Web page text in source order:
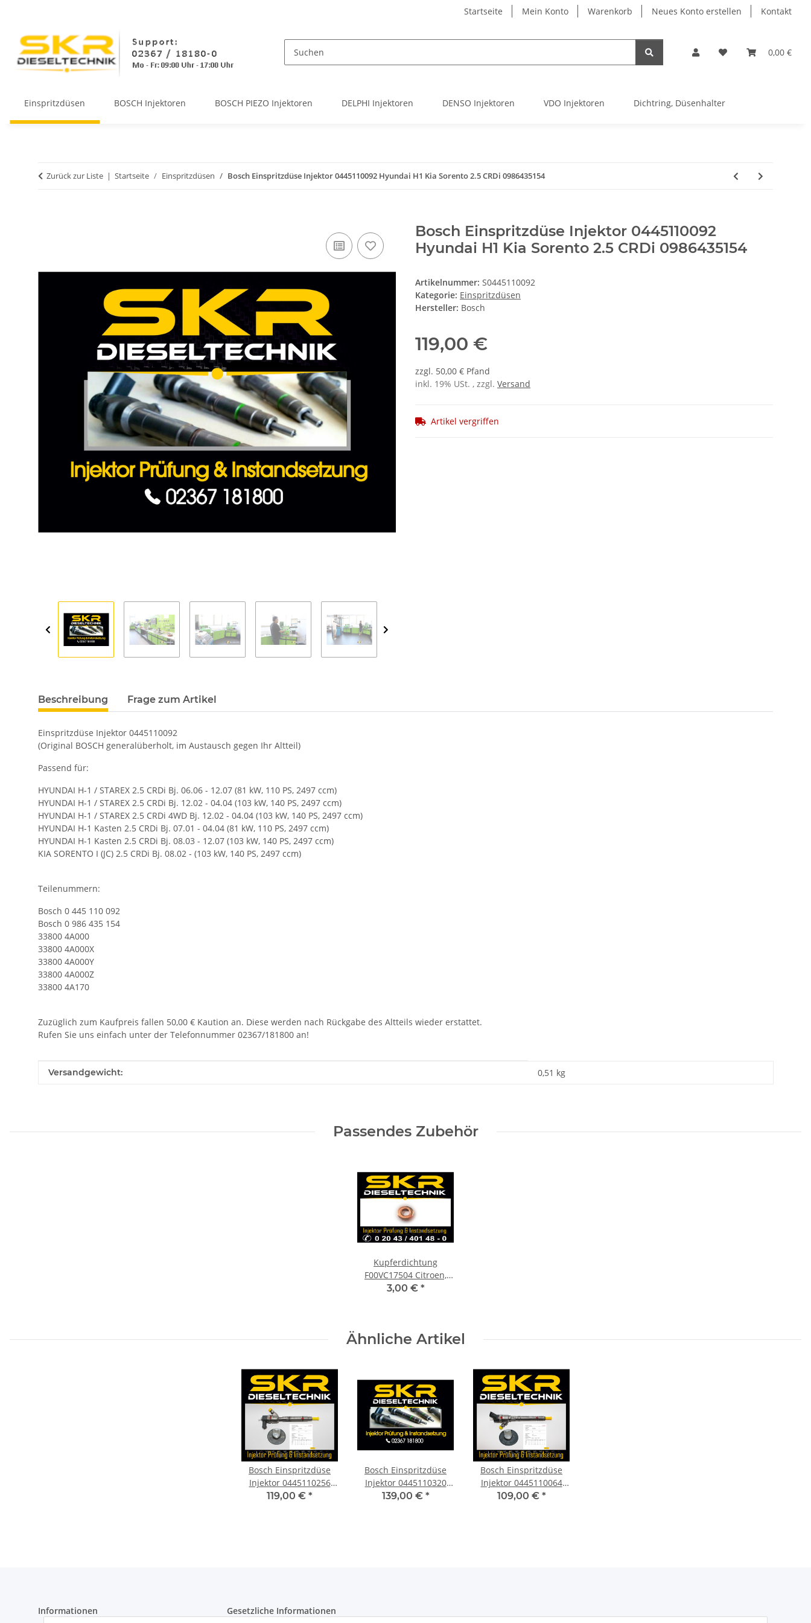
Startseite Mein Konto Warenkorb Neues Konto erstellen Kontakt
0,00 €
Einspritzdüsen BOSCH Injektoren BOSCH PIEZO Injektoren DELPHI Injektoren DENSO Injektoren VDO Injektoren Dichtring, Düsenhalter
Zurück zur Liste Startseite Einspritzdüsen Bosch Einspritzdüse Injektor 0445110092 Hyundai H1 Kia Sorento 2.5 CRDi 0986435154
Bosch Einspritzdüse Injektor 0445110092
Hyundai H1 Kia Sorento 2.5 CRDi 0986435154
Artikelnummer: S0445110092
Kategorie: Einspritzdüsen
Hersteller: Bosch
119,00 €
zzgl. 50,00 € Pfand
inkl. 19% USt. , zzgl. Versand
Artikel vergriffen
Beschreibung Frage zum Artikel
Einspritzdüse Injektor 0445110092
(Original BOSCH generalüberholt, im Austausch gegen Ihr Altteil)
Passend für:
HYUNDAI H-1 / STAREX 2.5 CRDi Bj. 06.06 - 12.07 (81 kW, 110 PS, 2497 ccm)
HYUNDAI H-1 / STAREX 2.5 CRDi Bj. 12.02 - 04.04 (103 kW, 140 PS, 2497 ccm)
HYUNDAI H-1 / STAREX 2.5 CRDi 4WD Bj. 12.02 - 04.04 (103 kW, 140 PS, 2497 ccm)
HYUNDAI H-1 Kasten 2.5 CRDi Bj. 07.01 - 04.04 (81 kW, 110 PS, 2497 ccm)
HYUNDAI H-1 Kasten 2.5 CRDi Bj. 08.03 - 12.07 (103 kW, 140 PS, 2497 ccm)
KIA SORENTO I (JC) 2.5 CRDi Bj. 08.02 - (103 kW, 140 PS, 2497 ccm)
Teilenummern:
Bosch 0 445 110 092
Bosch 0 986 435 154
33800 4A000
33800 4A000X
33800 4A000Y
33800 4A000Z
33800 4A170
Zuzüglich zum Kaufpreis fallen 50,00 € Kaution an. Diese werden nach Rückgabe des Altteils wieder erstattet.
Rufen Sie uns einfach unter der Telefonnummer 02367/181800 an!
Produkteigenschaft
Wert
Versandgewicht: 0,51 kg
Passendes Zubehör
Kupferdichtung
F00VC17504 Citroen,
Ford, Opel, Mazda
3,00 € *
Ähnliche Artikel
Bosch Einspritzdüse
Injektor 0445110256
Hyundai i30 1.6 CRDi
119,00 € *
Bosch Einspritzdüse
Injektor 0445110320
Hyundai Kia 1.4 CRDi
139,00 € *
Bosch Einspritzdüse
Injektor 0445110064
Hyundai Matrix 1.5
109,00 € *
Informationen Gesetzliche Informationen